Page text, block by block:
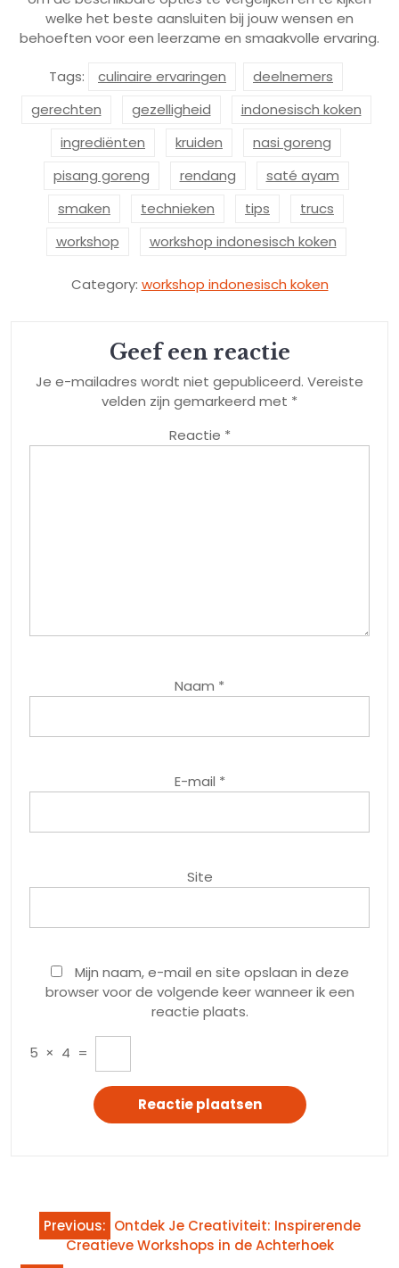
welke het beste aansluiten bij jouw wensen en
behoeften voor een leerzame en smaakvolle ervaring.
Tags: culinaire ervaringen
deelnemers
gerechten
gezelligheid
indonesisch koken
ingrediënten
kruiden
nasi goreng
pisang goreng
rendang
saté ayam
smaken
technieken tips
trucs
workshop
workshop indonesisch koken
Category: workshop indonesisch koken
Geef een reactie
Je e-mailadres wordt niet gepubliceerd. Vereiste
velden zijn gemarkeerd met *
Reactie *
Naam *
E-mail *
Site
Mijn naam, e-mail en site opslaan in deze
browser voor de volgende keer wanneer ik een
reactie plaats.
5 × 4 =
Bericht
navigatie
Previous: Ontdek Je Creativiteit: Inspirerende
Creatieve Workshops in de Achterhoek